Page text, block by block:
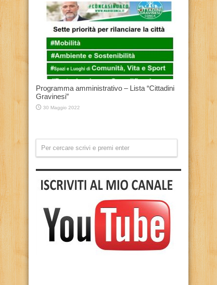
Programma amministrativo – Lista “Cittadini
Gravinesi”
30 Maggio 2022